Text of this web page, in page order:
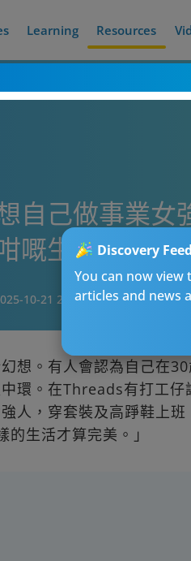
Learning Resources
Discovery
You can now view
articles and news
自己做事業
嘅生活先係完
10-21 23:15
想。有人會認為自己在
環。在Threads有打工仔
人，穿套裝及高踭鞋上班
生活才算完美。」